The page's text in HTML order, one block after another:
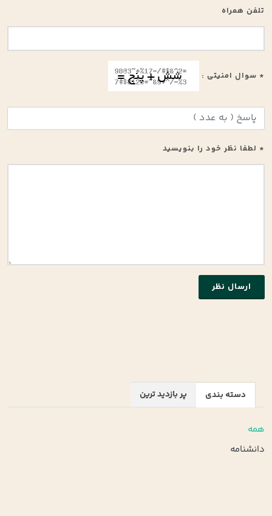
تلفن همراه
* سوال امنیتی :
* لطفا نظر خود را بنویسید
ارسال نظر
دسته بندی پر بازدید ترین
همه
دانشنامه